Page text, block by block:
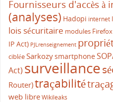
Fournisseurs d'accès à
(analyses) Hadopi internet
lois sécuritaire modules Firefox
IP Act) PJLrenseignement
cibléeSarkozysmartphone
Act) surveillance
Router)traçabilité
web libreWikileaks